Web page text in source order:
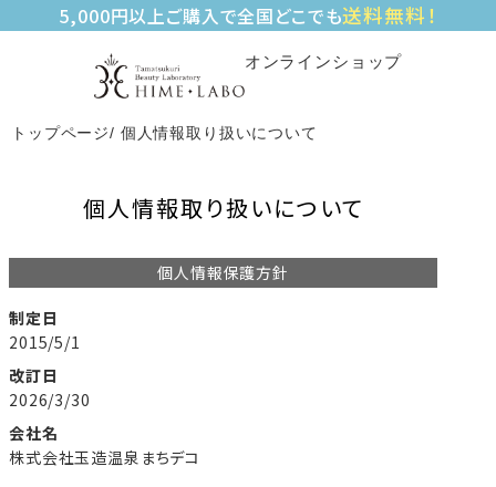
5,000円以上ご購入で全国どこでも送料無料！
オンラインショップ
トップページ 個人情報取り扱いについて
個人情報取り扱いについて
個人情報保護方針
制定日
2015/5/1
改訂日
2026/3/30
会社名
株式会社玉造温泉まちデコ